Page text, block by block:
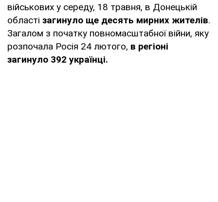
військових у середу, 18 травня, в Донецькій
області загинуло ще десять мирних жителів.
Загалом з початку повномасштабної війни, яку
розпочала Росія 24 лютого, в регіоні
загинуло 392 українці.